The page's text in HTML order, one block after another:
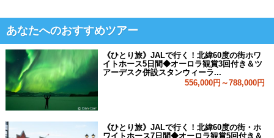
あなたへのおすすめツアー
《ひとり旅》JALで行く！北緯60度の街ホワ
イトホース5日間◆オーロラ観賞3回付き＆ツ
アーデスク併設スタンウィーラ...
556,000円～788,000円
《ひとり旅》JALで行く！北緯60度の街・ホ
ワイトホース7日間◆オーロラ観賞5回付き＆